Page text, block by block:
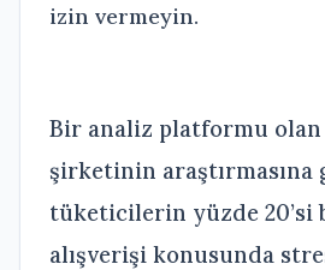
izin vermeyin.
Bir analiz platformu olan
şirketinin araştırmasına
tüketicilerin yüzde 20’si
alışverişi konusunda